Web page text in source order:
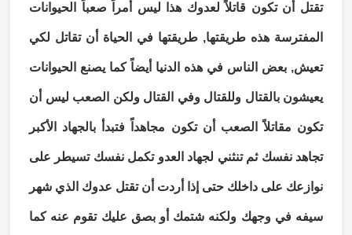
تقتل أن تكون قاتلاً لعدوك هذا ليس أمراً صعباً الحيوانات
المفترسة هذه طريقتها, طريقتها في الحياة أن تقاتل لكي
تعيش, بعض الناس في هذه الدنيا أيضاً كما يصنع الحيوانات
يعيشون بالقتال وللقتال وفي القتال ولكن الصعب ليس أن
تكون مقاتلاً الصعب أن تكون مجاهداً فتبدأ بالجهاد الأكبر
تجاهد نفسك ثم تنثني لجهاد العدو تكمل نفسك تسيطر على
نوازعك على داخلك حتى إذا أردت أن تقتل عدوك الذي شهر
سيفه في وجهك ولكنه شتمك أو بصق عليك تقوم عنه كما